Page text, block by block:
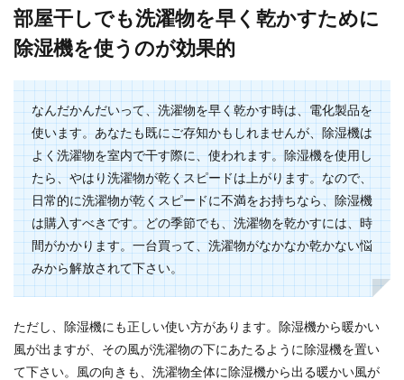
の基本となる...
部屋干しでも洗濯物を早く乾かすために
除湿機を使うのが効果的
なんだかんだいって、洗濯物を早く乾かす時は、電化製品を
使います。あなたも既にご存知かもしれませんが、除湿機は
よく洗濯物を室内で干す際に、使われます。除湿機を使用し
たら、やはり洗濯物が乾くスピードは上がります。なので、
日常的に洗濯物が乾くスピードに不満をお持ちなら、除湿機
は購入すべきです。どの季節でも、洗濯物を乾かすには、時
間がかかります。一台買って、洗濯物がなかなか乾かない悩
みから解放されて下さい。
ただし、除湿機にも正しい使い方があります。除湿機から暖かい
風が出ますが、その風が洗濯物の下にあたるように除湿機を置い
て下さい。風の向きも、洗濯物全体に除湿機から出る暖かい風が